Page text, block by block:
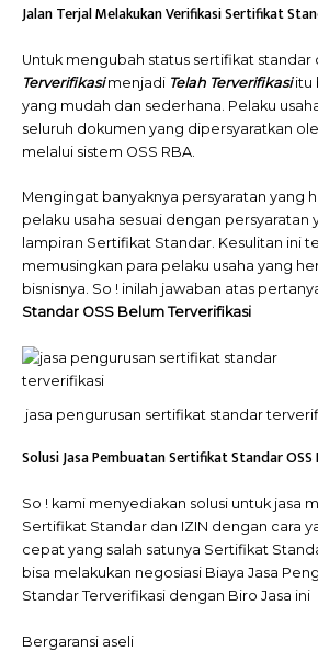
Jalan Terjal Melakukan Verifikasi Sertifikat
Untuk mengubah status sertifikat standar
Terverifikasimenjadi Telah Terverifikasiitu
yang mudah dan sederhana. Pelaku
seluruh dokumen yang dipersyaratkan
melalui sistem OSS RBA.
Mengingat banyaknya persyaratan yang
pelaku usaha sesuai dengan persyaratan
lampiran Sertifikat Standar. Kesulitan ini
memusingkan para pelaku usaha yang
bisnisnya. So ! inilah jawaban atas
Standar OSS Belum Terverifikasi
jasa pengurusan sertifikat standar
Solusi Jasa Pembuatan Sertifikat Standar OSS
So ! kami menyediakan solusi untuk jasa
Sertifikat Standar dan IZIN dengan cara
cepat yang salah satunya Sertifikat
bisa melakukan negosiasi Biaya Jasa
Standar Terverifikasi dengan Biro Jasa ini
Bergaransi aseli